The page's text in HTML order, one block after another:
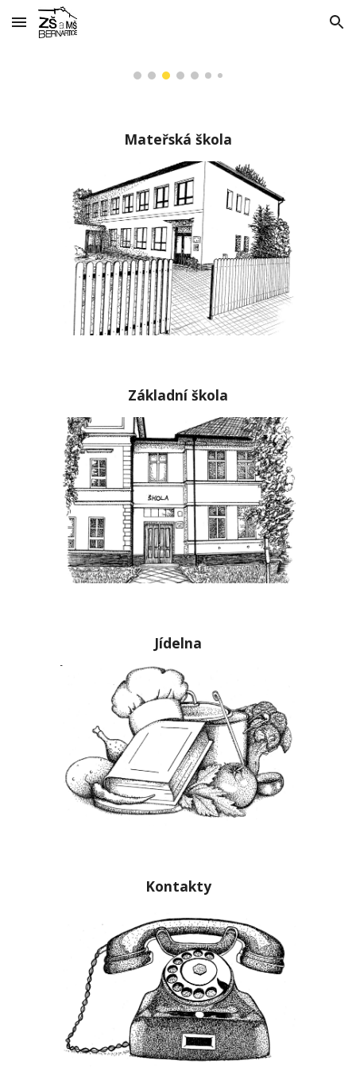
Skip to main content Skip to navigation
Mateřská škola
Základní škola
Jídelna
Kontakty